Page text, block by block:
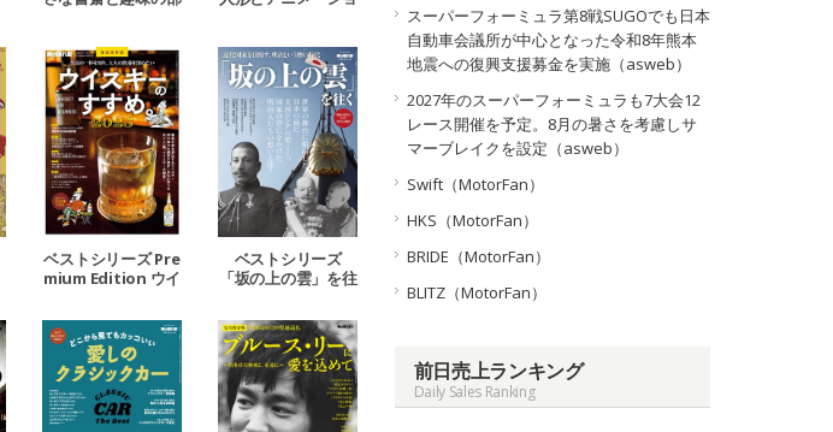
ベストシリーズ Pre
mium Edition ウイ
25
ベストシリーズ
「坂の上の雲」を往
スーパーフォーミュラ第8戦SUGOでも日本
自動車会議所が中心となった令和8年熊本
地震への復興支援募金を実施（asweb）
2027年のスーパーフォーミュラも7大会12
レース開催を予定。8月の暑さを考慮しサ
マーブレイクを設定（asweb）
Swift（MotorFan）
HKS（MotorFan）
BRIDE（MotorFan）
BLITZ（MotorFan）
前日売上ランキング
Daily Sales Ranking